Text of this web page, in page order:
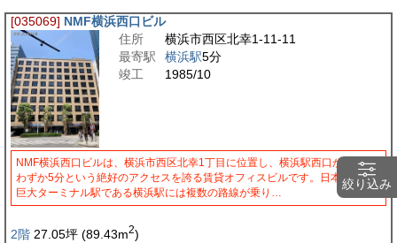
絞り込み
[035069] NMF横浜西口ビル
住所
横浜市西区北幸1-11-11
最寄駅
横浜駅5分
竣工
1985/10
NMF横浜西口ビルは、横浜市西区北幸1丁目に位置し、横浜駅西口から徒歩
わずか5分という絶好のアクセスを誇る賃貸オフィスビルです。日本有数の
巨大ターミナル駅である横浜駅には複数の路線が乗り…
2階 27.05坪 (89.43m2)